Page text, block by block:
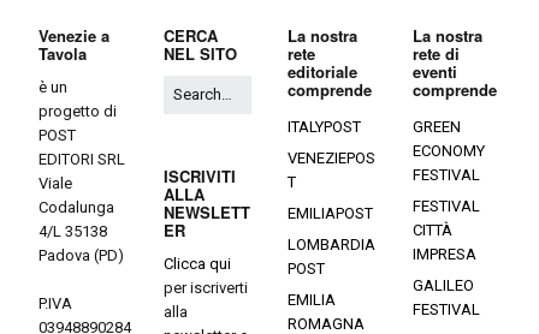
Venezie a
Tavola
è un
progetto di
POST
EDITORI SRL
Viale
Codalunga
4/L 35138
Padova (PD)
P.IVA
03948890284
CERCA
NEL SITO
ISCRIVITI
ALLA
NEWSLETT
ER
Clicca qui
per iscriverti
alla
La nostra
rete
editoriale
comprende
ITALYPOST
VENEZIEPOS
T
EMILIAPOST
LOMBARDIA
POST
EMILIA
ROMAGNA
La nostra
rete di
eventi
comprende
GREEN
ECONOMY
FESTIVAL
FESTIVAL
CITTÀ
IMPRESA
GALILEO
FESTIVAL